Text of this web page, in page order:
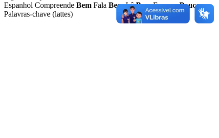
Espanhol Compreende Bem Fala Bem LêBem EscrevePouco
Palavras-chave (lattes)